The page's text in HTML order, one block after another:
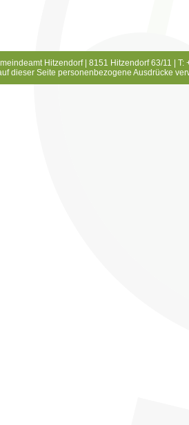
Hitzendorf | 8151 Hitzendorf 63/11 |
dieser Seite personenbezogene Ausdrücke